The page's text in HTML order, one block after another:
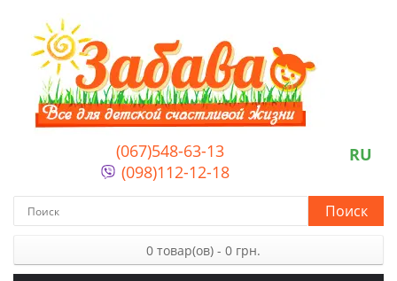
(067)548-63-13
(098)112-12-18
RU
Поиск
0 товар(ов) - 0 грн.